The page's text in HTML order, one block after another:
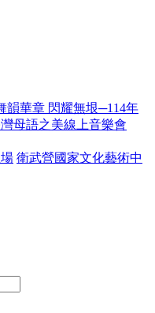
韻華章 閃耀無垠─114年
母語之美線上音樂會
衛武營國家文化藝術中